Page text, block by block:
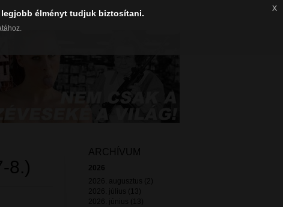
8.)
ARCHÍVUM
2026
2026. augusztus (2)
2026. július (13)
2026. június (13)
élményt tudjuk biztosítani.
x